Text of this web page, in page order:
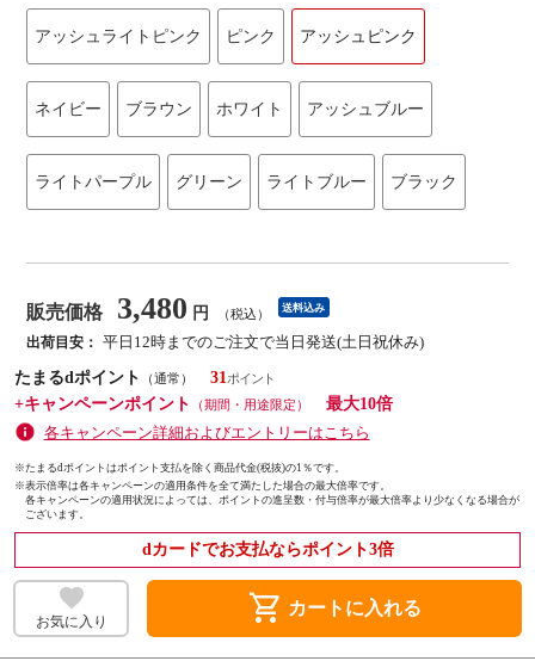
アッシュライトピンク ピンク アッシュピンク
ネイビー ブラウン ホワイト アッシュブルー
ライトパープル グリーン ライトブルー ブラック
販売価格 3,480 円 （税込） 送料込み
出荷目安： 平日12時までのご注文で当日発送(土日祝休み)
たまるdポイント
（通常）
31
+キャンペーンポイント
（期間・用途限定）
最大10倍
各キャンペーン詳細およびエントリーはこちら
※たまるdポイントはポイント支払を除く商品代金(税抜)の1％です。
※表示倍率は各キャンペーンの適用条件を全て満たした場合の最大倍率です。
各キャンペーンの適用状況によっては、ポイントの進呈数・付与倍率が最大倍率より少なくなる場合が
ございます。
dカードでお支払ならポイント3倍
お気に入り shopping_cart カートに入れる